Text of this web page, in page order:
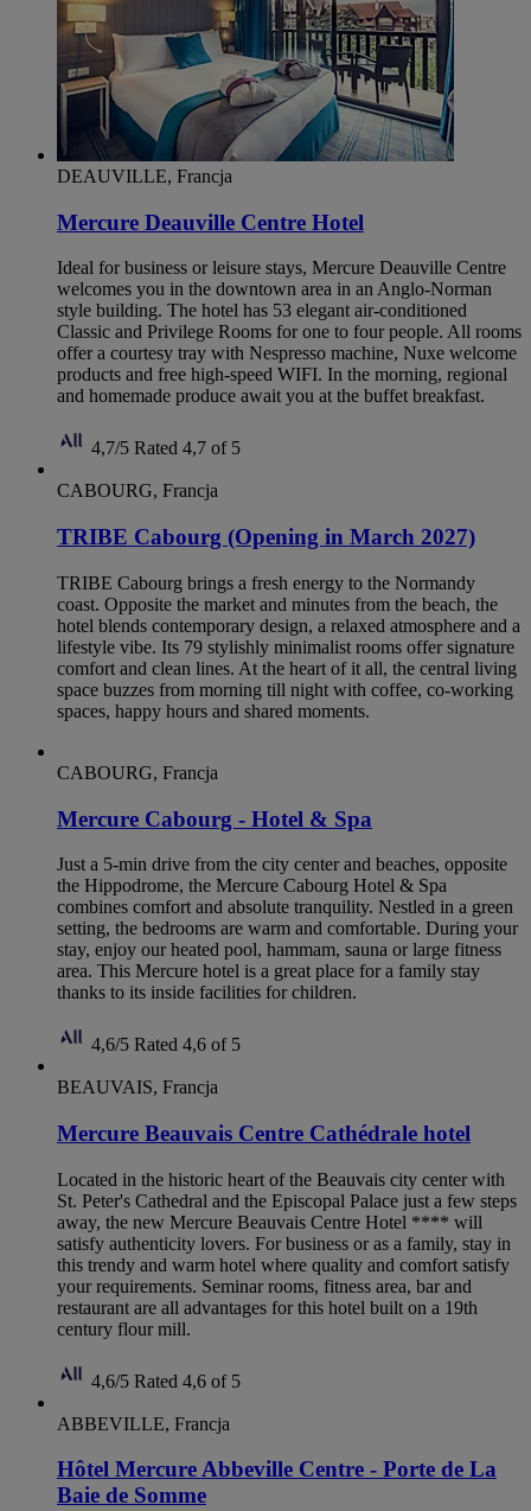
DEAUVILLE, Francja
Mercure Deauville Centre Hotel
Ideal for business or leisure stays, Mercure Deauville Centre
welcomes you in the downtown area in an Anglo-Norman
style building. The hotel has 53 elegant air-conditioned
Classic and Privilege Rooms for one to four people. All rooms
offer a courtesy tray with Nespresso machine, Nuxe welcome
products and free high-speed WIFI. In the morning, regional
and homemade produce await you at the buffet breakfast.
4,7/5 Rated 4,7 of 5
CABOURG, Francja
TRIBE Cabourg (Opening in March 2027)
TRIBE Cabourg brings a fresh energy to the Normandy
coast. Opposite the market and minutes from the beach, the
hotel blends contemporary design, a relaxed atmosphere and a
lifestyle vibe. Its 79 stylishly minimalist rooms offer signature
comfort and clean lines. At the heart of it all, the central living
space buzzes from morning till night with coffee, co-working
spaces, happy hours and shared moments.
CABOURG, Francja
Mercure Cabourg - Hotel & Spa
Just a 5-min drive from the city center and beaches, opposite
the Hippodrome, the Mercure Cabourg Hotel & Spa
combines comfort and absolute tranquility. Nestled in a green
setting, the bedrooms are warm and comfortable. During your
stay, enjoy our heated pool, hammam, sauna or large fitness
area. This Mercure hotel is a great place for a family stay
thanks to its inside facilities for children.
4,6/5 Rated 4,6 of 5
BEAUVAIS, Francja
Mercure Beauvais Centre Cathédrale hotel
Located in the historic heart of the Beauvais city center with
St. Peter's Cathedral and the Episcopal Palace just a few steps
away, the new Mercure Beauvais Centre Hotel **** will
satisfy authenticity lovers. For business or as a family, stay in
this trendy and warm hotel where quality and comfort satisfy
your requirements. Seminar rooms, fitness area, bar and
restaurant are all advantages for this hotel built on a 19th
century flour mill.
4,6/5 Rated 4,6 of 5
ABBEVILLE, Francja
Hôtel Mercure Abbeville Centre - Porte de La
Baie de Somme